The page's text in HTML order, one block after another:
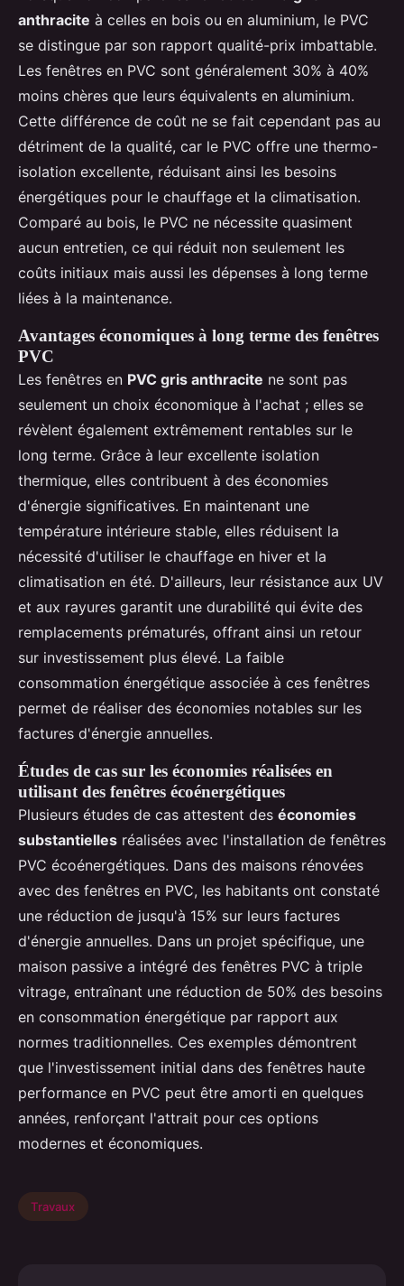
anthracite à celles en bois ou en aluminium, le PVC
se distingue par son rapport qualité-prix imbattable.
Les fenêtres en PVC sont généralement 30% à 40%
moins chères que leurs équivalents en aluminium.
Cette différence de coût ne se fait cependant pas au
détriment de la qualité, car le PVC offre une thermo-
isolation excellente, réduisant ainsi les besoins
énergétiques pour le chauffage et la climatisation.
Comparé au bois, le PVC ne nécessite quasiment
aucun entretien, ce qui réduit non seulement les
coûts initiaux mais aussi les dépenses à long terme
liées à la maintenance.
Avantages économiques à long terme des fenêtres
PVC
Les fenêtres en PVC gris anthracite ne sont pas
seulement un choix économique à l'achat ; elles se
révèlent également extrêmement rentables sur le
long terme. Grâce à leur excellente isolation
thermique, elles contribuent à des économies
d'énergie significatives. En maintenant une
température intérieure stable, elles réduisent la
nécessité d'utiliser le chauffage en hiver et la
climatisation en été. D'ailleurs, leur résistance aux UV
et aux rayures garantit une durabilité qui évite des
remplacements prématurés, offrant ainsi un retour
sur investissement plus élevé. La faible
consommation énergétique associée à ces fenêtres
permet de réaliser des économies notables sur les
factures d'énergie annuelles.
Études de cas sur les économies réalisées en
utilisant des fenêtres écoénergétiques
Plusieurs études de cas attestent des économies
substantielles réalisées avec l'installation de fenêtres
PVC écoénergétiques. Dans des maisons rénovées
avec des fenêtres en PVC, les habitants ont constaté
une réduction de jusqu'à 15% sur leurs factures
d'énergie annuelles. Dans un projet spécifique, une
maison passive a intégré des fenêtres PVC à triple
vitrage, entraînant une réduction de 50% des besoins
en consommation énergétique par rapport aux
normes traditionnelles. Ces exemples démontrent
que l'investissement initial dans des fenêtres haute
performance en PVC peut être amorti en quelques
années, renforçant l'attrait pour ces options
modernes et économiques.
Travaux